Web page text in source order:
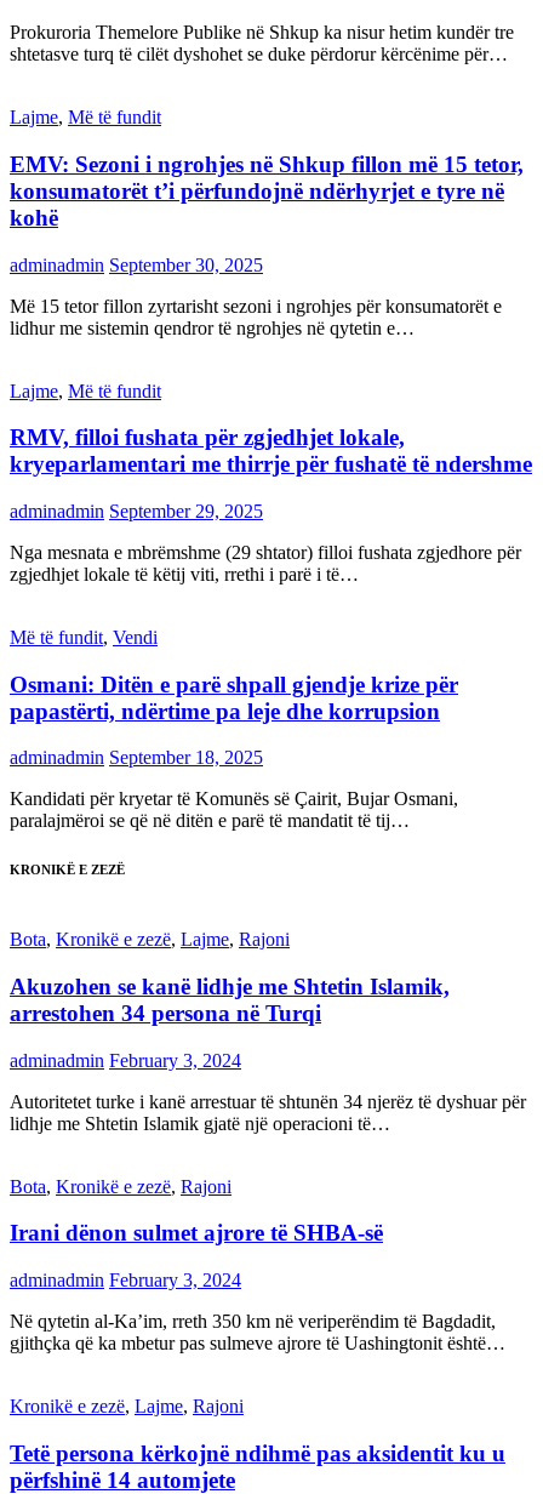
Prokuroria Themelore Publike në Shkup ka nisur hetim kundër tre
shtetasve turq të cilët dyshohet se duke përdorur kërcënime për…
Lajme, Më të fundit
EMV: Sezoni i ngrohjes në Shkup fillon më 15 tetor,
konsumatorët t’i përfundojnë ndërhyrjet e tyre në
kohë
adminadmin September 30, 2025
Më 15 tetor fillon zyrtarisht sezoni i ngrohjes për konsumatorët e
lidhur me sistemin qendror të ngrohjes në qytetin e…
Lajme, Më të fundit
RMV, filloi fushata për zgjedhjet lokale,
kryeparlamentari me thirrje për fushatë të ndershme
adminadmin September 29, 2025
Nga mesnata e mbrëmshme (29 shtator) filloi fushata zgjedhore për
zgjedhjet lokale të këtij viti, rrethi i parë i të…
Më të fundit, Vendi
Osmani: Ditën e parë shpall gjendje krize për
papastërti, ndërtime pa leje dhe korrupsion
adminadmin September 18, 2025
Kandidati për kryetar të Komunës së Çairit, Bujar Osmani,
paralajmëroi se që në ditën e parë të mandatit të tij…
KRONIKË E ZEZË
Bota, Kronikë e zezë, Lajme, Rajoni
Akuzohen se kanë lidhje me Shtetin Islamik,
arrestohen 34 persona në Turqi
adminadmin February 3, 2024
Autoritetet turke i kanë arrestuar të shtunën 34 njerëz të dyshuar për
lidhje me Shtetin Islamik gjatë një operacioni të…
Bota, Kronikë e zezë, Rajoni
Irani dënon sulmet ajrore të SHBA-së
adminadmin February 3, 2024
Në qytetin al-Ka’im, rreth 350 km në veriperëndim të Bagdadit,
gjithçka që ka mbetur pas sulmeve ajrore të Uashingtonit është…
Kronikë e zezë, Lajme, Rajoni
Tetë persona kërkojnë ndihmë pas aksidentit ku u
përfshinë 14 automjete